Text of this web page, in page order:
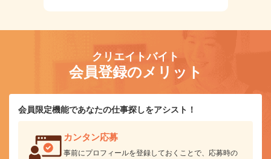
クリエイトバイト
会員登録のメリット
会員限定機能であなたの仕事探しをアシスト！
カンタン応募
事前にプロフィールを登録しておくことで、応募時の